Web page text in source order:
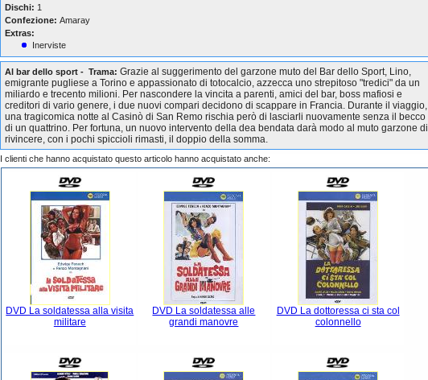
Dischi: 1
Confezione: Amaray
Extras:
Inerviste
Al bar dello sport - Trama: Grazie al suggerimento del garzone muto del Bar dello Sport, Lino,
emigrante pugliese a Torino e appassionato di totocalcio, azzecca uno strepitoso "tredici" da un
miliardo e trecento milioni. Per nascondere la vincita a parenti, amici del bar, boss mafiosi e
creditori di vario genere, i due nuovi compari decidono di scappare in Francia. Durante il viaggio,
una tragicomica notte al Casinò di San Remo rischia però di lasciarli nuovamente senza il becco
di un quattrino. Per fortuna, un nuovo intervento della dea bendata darà modo al muto garzone di
rivincere, con i pochi spiccioli rimasti, il doppio della somma.
I clienti che hanno acquistato questo articolo hanno acquistato anche:
DVD La soldatessa alla visita
militare
DVD La soldatessa alle
grandi manovre
DVD La dottoressa ci sta col
colonnello